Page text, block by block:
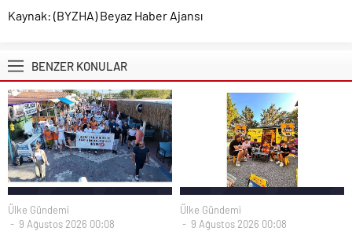
Kaynak: (BYZHA) Beyaz Haber Ajansı
BENZER KONULAR
Ülke Gündemi
9 Ağustos 2026 00:08
Ülke Gündemi
9 Ağustos 2026 00:08